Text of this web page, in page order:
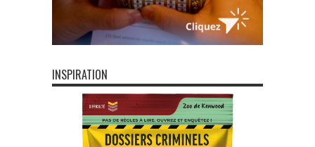
INSPIRATION